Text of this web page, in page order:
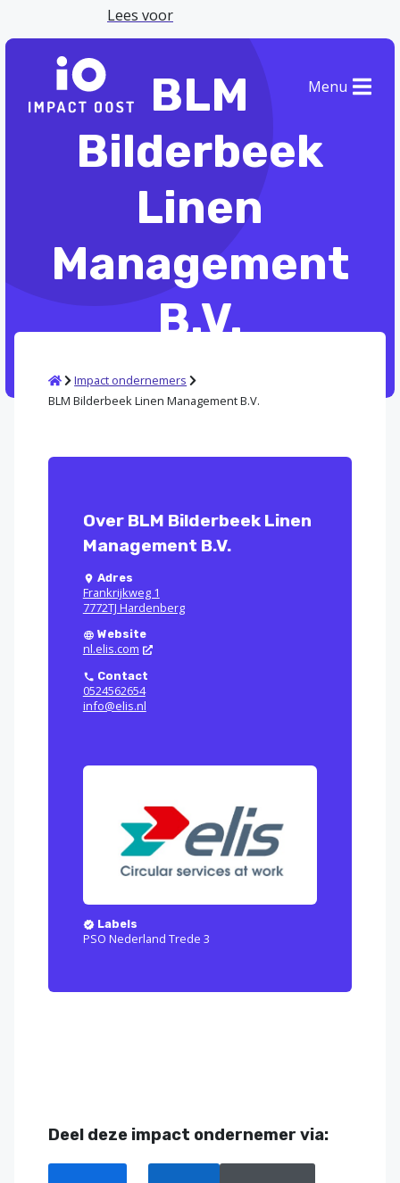
Lees voor
Menu
BLM
Bilderbeek
Linen
Management
B.V.
HomeImpact ondernemers
BLM Bilderbeek Linen Management B.V.
Over BLM Bilderbeek Linen
Management B.V.
Adres
Frankrijkweg 1
7772TJ Hardenberg
Website
nl.elis.com
Contact
0524562654
info@elis.nl
Labels
PSO Nederland Trede 3
Deel deze impact ondernemer via: